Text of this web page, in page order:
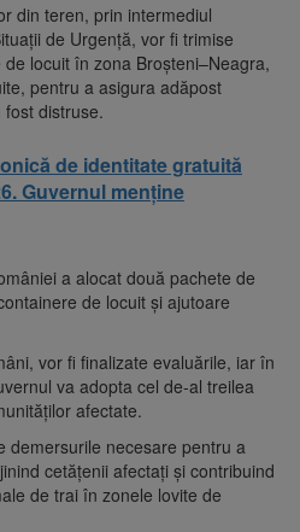
din teren, prin intermediul
de Urgență, vor fi trimise
locuit în zona Broșteni–Neagra,
pentru a asigura adăpost
distruse.
de identitate gratuită
Guvernul menține
a alocat două pachete de
de locuit și ajutoare
vor fi finalizate evaluările, iar în
va adopta cel de-al treilea
afectate.
demersurile necesare pentru a
cetățenii afectați și contribuind
de trai în zonele lovite de